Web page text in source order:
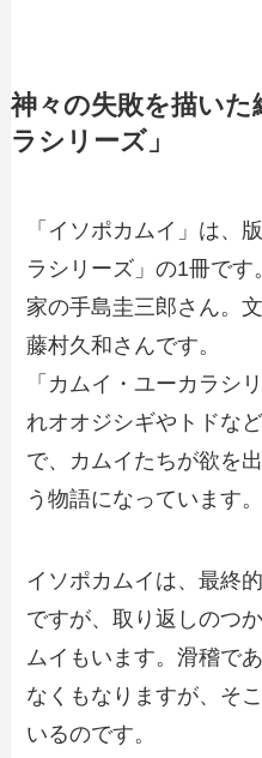
神々の失敗を描いた
ラシリーズ」
「イソポカムイ」は、
ラシリーズ」の1冊で
家の手島圭三郎さん。
藤村久和さんです。
「カムイ・ユーカラシ
れオオジシギやトドな
で、カムイたちが欲を
う物語になっています。
イソポカムイは、最終
ですが、取り返しのつ
ムイもいます。滑稽で
なくもなりますが、そ
いるのです。